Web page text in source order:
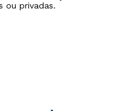
ou privadas.